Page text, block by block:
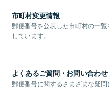
市町村変更情報
郵便番号を公表した市町村の一
しています。
よくあるご質問・お問い合わせ
郵便番号に関するさまざまな疑問